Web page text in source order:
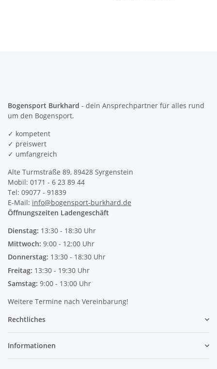
Bogensport Burkhard - dein Ansprechpartner für alles rund
um den Bogensport.
✓ kompetent
✓ preiswert
✓ umfangreich
Alte Turmstraße 89, 89428 Syrgenstein
Mobil: 0171 - 6 23 89 44
Tel: 09077 - 91839
E-Mail: info@bogensport-burkhard.de
Öffnungszeiten Ladengeschäft
Dienstag: 13:30 - 18:30 Uhr
Mittwoch: 9:00 - 12:00 Uhr
Donnerstag: 13:30 - 18:30 Uhr
Freitag: 13:30 - 19:30 Uhr
Samstag: 9:00 - 13:00 Uhr
Weitere Termine nach Vereinbarung!
Rechtliches
Informationen